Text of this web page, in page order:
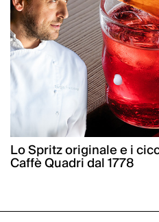
Lo Spritz originale e i
Caffè Quadri dal 1778